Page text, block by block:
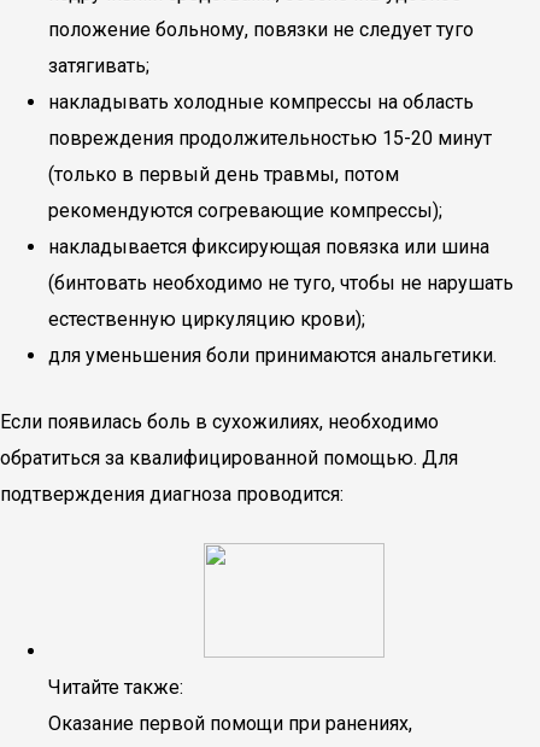
положение больному, повязки не следует туго
затягивать;
накладывать холодные компрессы на область
повреждения продолжительностью 15-20 минут
(только в первый день травмы, потом
рекомендуются согревающие компрессы);
накладывается фиксирующая повязка или шина
(бинтовать необходимо не туго, чтобы не нарушать
естественную циркуляцию крови);
для уменьшения боли принимаются анальгетики.
Если появилась боль в сухожилиях, необходимо
обратиться за квалифицированной помощью. Для
подтверждения диагноза проводится:
Читайте также:
Оказание первой помощи при ранениях,